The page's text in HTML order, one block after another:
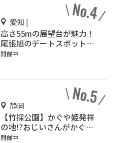
愛知 |
高さ55mの展望台が魅力！
尾張旭のデートスポット
「スカイワードあさひ」
開催中
静岡
【竹採公園】かぐや姫発祥
の地!?おじいさんがかぐや
姫を見つけた場所を見に行
開催中